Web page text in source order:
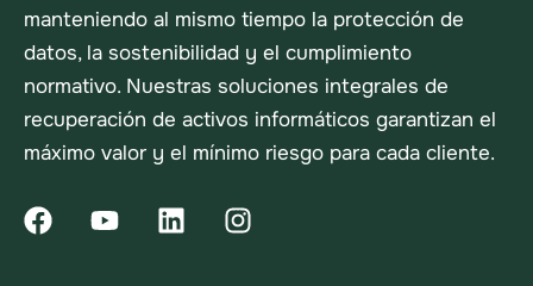
manteniendo al mismo tiempo la protección de
datos, la sostenibilidad y el cumplimiento
normativo. Nuestras soluciones integrales de
recuperación de activos informáticos garantizan el
máximo valor y el mínimo riesgo para cada cliente.